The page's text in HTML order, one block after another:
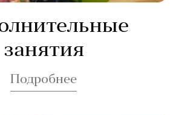
занятия
Подробнее